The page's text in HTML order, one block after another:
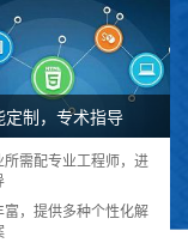
定制，专术指导
所需配专业工程师，进
富，提供多种个性化解